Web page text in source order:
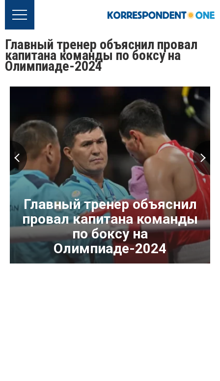
Главный тренер объяснил провал
капитана команды по боксу на
Олимпиаде-2024
Главный тренер объяснил
провал капитана команды
по боксу на
Олимпиаде-2024